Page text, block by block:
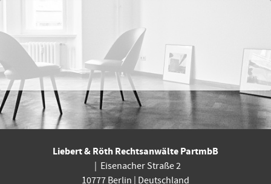
Liebert & Röth Rechtsanwälte PartmbB
Eisenacher Straße 2
10777 Berlin
Deutschland